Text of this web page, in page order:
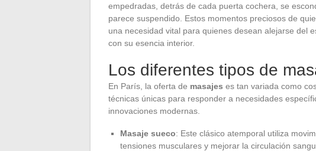
empedradas, detrás de cada puerta cochera, se
parece suspendido. Estos momentos preciosos de
una necesidad vital para quienes desean alejarse del
con su esencia interior.
Los diferentes tipos de
En París, la oferta de masajes es tan variada como
técnicas únicas para responder a necesidades
innovaciones modernas.
Masaje sueco: Este clásico atemporal utiliza
tensiones musculares y mejorar la circulación